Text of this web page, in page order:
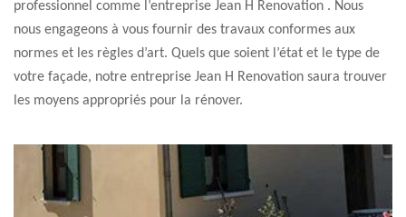
professionnel comme l’entreprise Jean H Renovation . Nous
nous engageons à vous fournir des travaux conformes aux
normes et les règles d’art. Quels que soient l’état et le type de
votre façade, notre entreprise Jean H Renovation saura trouver
les moyens appropriés pour la rénover.